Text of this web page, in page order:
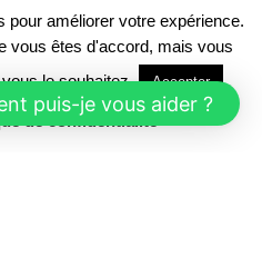
pour améliorer votre expérience.
vous êtes d'accord, mais vous
le souhaitez.
Accepter
de confidentialité
puis-je vous aider ?